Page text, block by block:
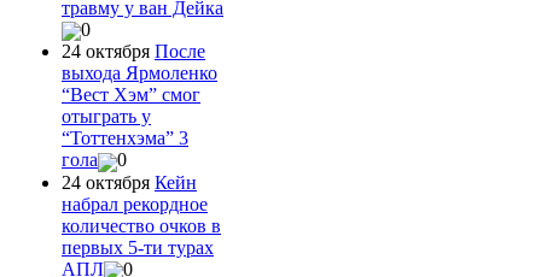
травму у ван Дейка
0
24 октября После
выхода Ярмоленко
“Вест Хэм” смог
отыграть у
“Тоттенхэма” 3
гола
0
24 октября Кейн
набрал рекордное
количество очков в
первых 5-ти турах
АПЛ
0